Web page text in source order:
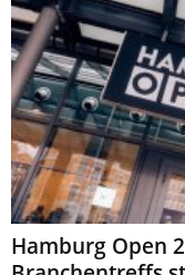
Hamburg Open